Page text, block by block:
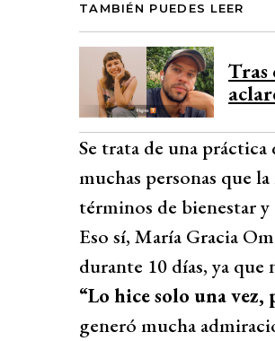
TAMBIÉN PUEDES LEER
Tras
Se trata de una
muchas personas que
términos de bienestar
Eso sí, María Gracia
durante 10 días, ya
“Lo hice solo una vez,
generó mucha